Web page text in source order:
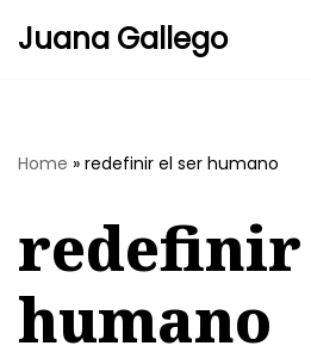
Juana Gallego
Home » redefinir el ser humano
redefinir
humano